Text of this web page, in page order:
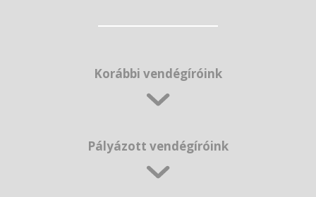
Korábbi vendégíróink
Pályázott vendégíróink